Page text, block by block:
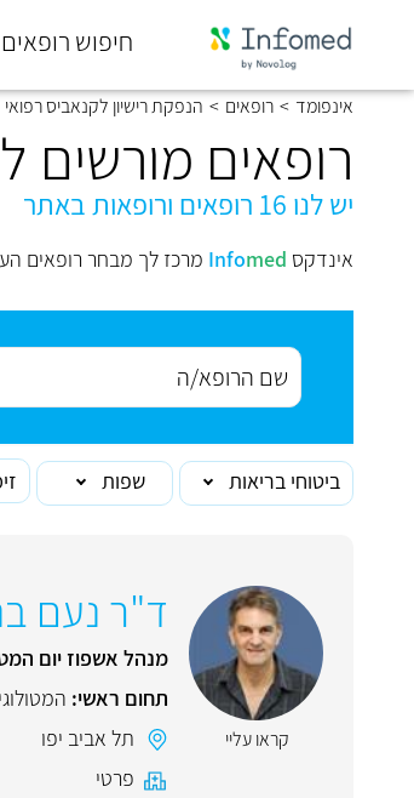
חיפוש רופאים
סוף
התפריט
אינפומד > רופאים > הנפקת רישיון לקנאביס רפואי
רופאים מורשים
יש לנו 16 רופאים ורופאות באתר
אינדקס Infomed מרכז לך מבחר רופאים
ביטוחי בריאות שפות
קראו עליי
ד"ר נעם
מנהל אשפוז יום
תחום ראשי:
תל אביב יפו
פרטי